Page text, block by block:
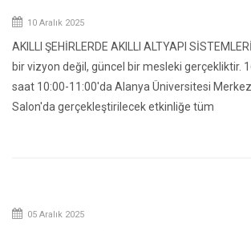
10 Aralık 2025
AKILLI ŞEHİRLERDE AKILLI ALTYAPI
bir vizyon değil, güncel bir mesleki gerçekliktir.
saat 10:00-11:00'da Alanya Üniversitesi Merkez
Salon'da gerçekleştirilecek etkinliğe tüm
05 Aralık 2025